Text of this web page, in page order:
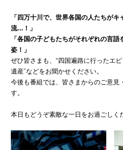
「四万十川で、世界各国の人たちが
流…！」
「各国の子どもたちがそれぞれの言
姿！」
ぜひ皆さまも、“四国遍路に行ったエ
遺産”などをお聞かせください。
今後も番組では、皆さまからのご意見
す。
本日もどうぞ素敵な一日をお過ごしく